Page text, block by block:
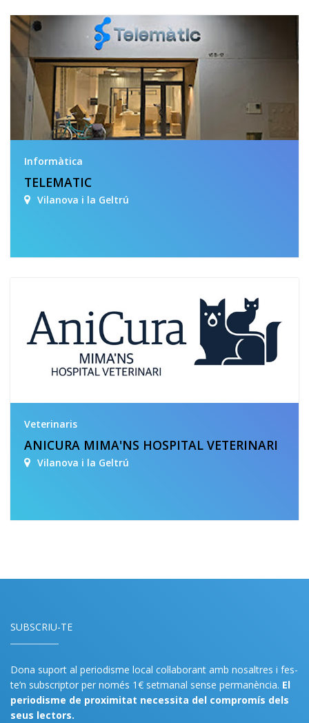
Informàtica
TELEMATIC
Vilanova i la Geltrú
Veterinaris
ANICURA MIMA'NS HOSPITAL VETERINARI
Vilanova i la Geltrú
SUBSCRIU-TE
Dona suport al periodisme local col·laborant amb nosaltres i fes-
te’n subscriptor per només 1€ setmanal sense permanència. El
periodisme de proximitat necessita del compromís dels
seus lectors.